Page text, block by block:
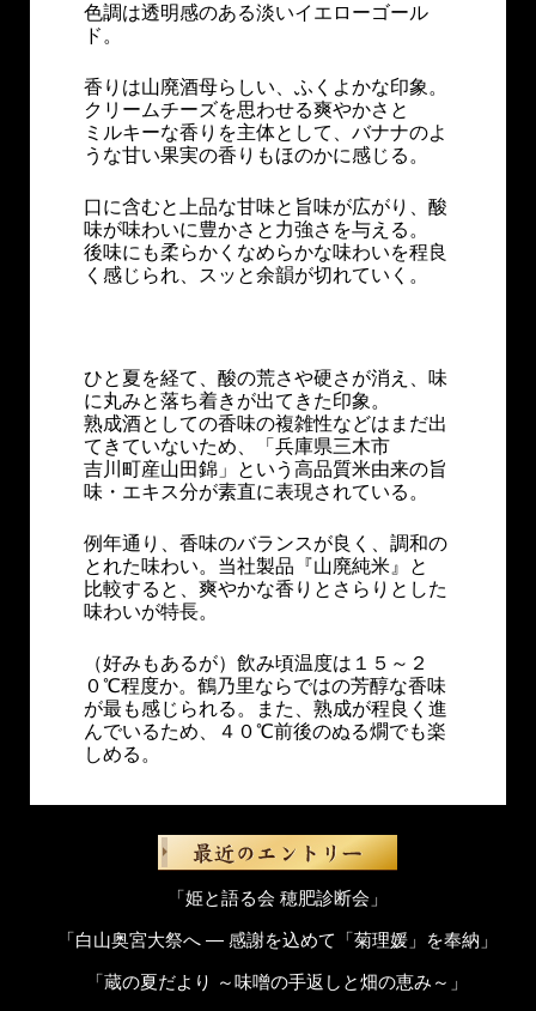
色調は透明感のある淡いイエローゴール
ド。
香りは山廃酒母らしい、ふくよかな印象。
クリームチーズを思わせる爽やかさと
ミルキーな香りを主体として、バナナのよ
うな甘い果実の香りもほのかに感じる。
口に含むと上品な甘味と旨味が広がり、酸
味が味わいに豊かさと力強さを与える。
後味にも柔らかくなめらかな味わいを程良
く感じられ、スッと余韻が切れていく。
ひと夏を経て、酸の荒さや硬さが消え、味
に丸みと落ち着きが出てきた印象。
熟成酒としての香味の複雑性などはまだ出
てきていないため、「兵庫県三木市
吉川町産山田錦」という高品質米由来の旨
味・エキス分が素直に表現されている。
例年通り、香味のバランスが良く、調和の
とれた味わい。当社製品『山廃純米』と
比較すると、爽やかな香りとさらりとした
味わいが特長。
（好みもあるが）飲み頃温度は１５～２
０℃程度か。鶴乃里ならではの芳醇な香味
が最も感じられる。また、熟成が程良く進
んでいるため、４０℃前後のぬる燗でも楽
しめる。
「姫と語る会 穂肥診断会」
「白山奥宮大祭へ ― 感謝を込めて「菊理媛」を奉納」
「蔵の夏だより ～味噌の手返しと畑の恵み～」